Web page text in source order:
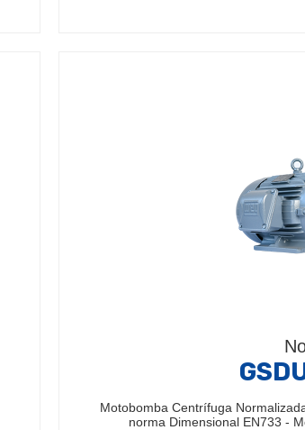
Motobomba Centrífuga
norma Dimensional EN733 -